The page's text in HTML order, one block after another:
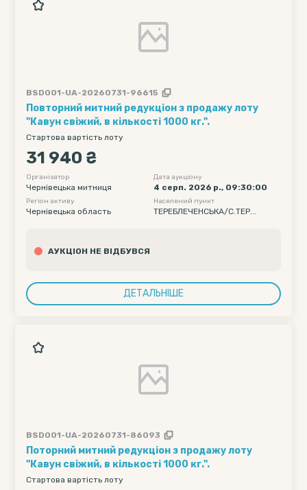
BSD001-UA-20260731-96615
Повторний митний редукціон з продажу лоту
"Кавун свіжий, в кількості 1000 кг.".
Стартова вартість лоту
31 940 ₴
Організатор
Чернівецька митниця
Дата аукціону
4 серп. 2026 р., 09:30:00
Регіон активу
Чернівецька область
Населений пункт
ТЕРЕБЛЕЧЕНСЬКА/С.ТЕР...
АУКЦІОН НЕ ВІДБУВСЯ
ДЕТАЛЬНІШЕ
BSD001-UA-20260731-86093
Поторний митний редукціон з продажу лоту
"Кавун свіжий, в кількості 1000 кг.".
Стартова вартість лоту